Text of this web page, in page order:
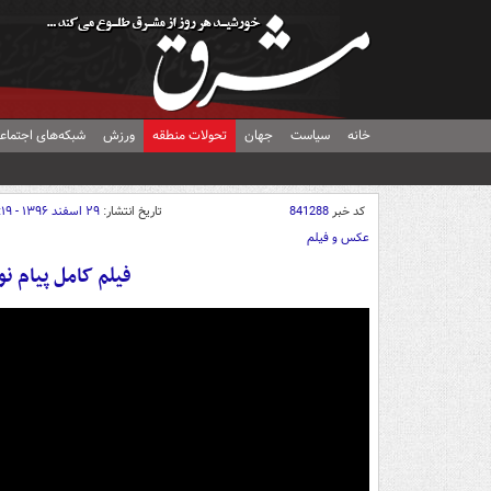
خانه سیاست جهان تحولات منطقه ورزش شبکه‌های
کد خبر841288 تاریخ انتشار: ۲۹ اسفند ۱۳۹۶ - ۲۰:۱۹
عکس و فیلم
فیلم کامل پیام نوروزی